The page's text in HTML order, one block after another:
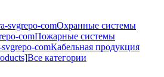
Охранные системы
Пожарные системы
Кабельная продукция
Все категории